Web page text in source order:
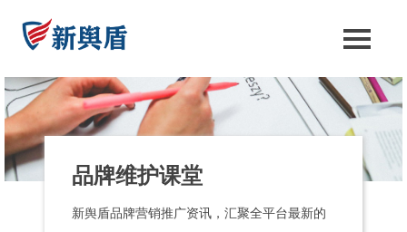
品牌维护课堂
新舆盾品牌营销推广资讯，汇聚全平台最新的